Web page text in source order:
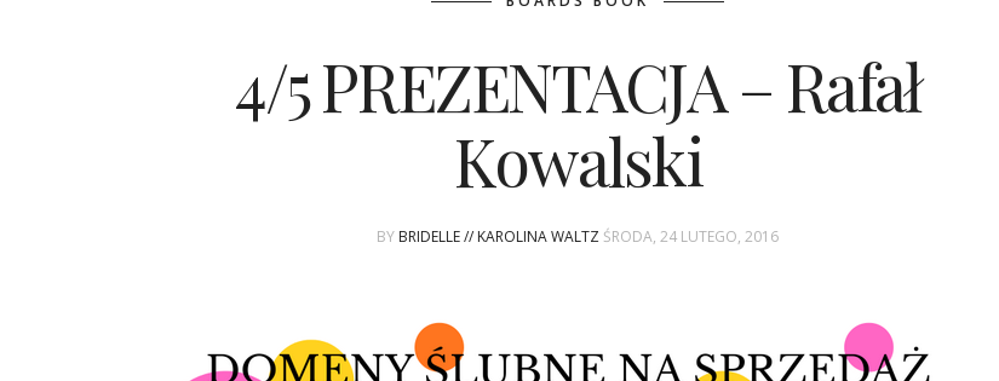
4/5 PREZENTACJA – Rafał
Kowalski
BY BRIDELLE // KAROLINA WALTZ ŚRODA, 24 LUTEGO, 2016